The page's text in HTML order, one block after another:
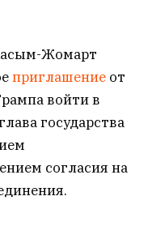
Жомарт
приглашение от
войти в
государства
согласия на